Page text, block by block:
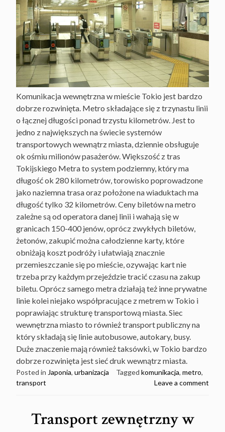
Komunikacja wewnętrzna w mieście Tokio jest bardzo
dobrze rozwinięta. Metro składające się z trzynastu linii
o łącznej długości ponad trzystu kilometrów. Jest to
jedno z największych na świecie systemów
transportowych wewnątrz miasta, dziennie obsługuje
ok ośmiu milionów pasażerów. Większość z tras
Tokijskiego Metra to system podziemny, który ma
długość ok 280 kilometrów, torowisko poprowadzone
jako naziemna trasa oraz położone na wiaduktach ma
długość tylko 32 kilometrów. Ceny biletów na metro
zależne są od operatora danej linii i wahają się w
granicach 150-400 jenów, oprócz zwykłych biletów,
żetonów, zakupić można całodzienne karty, które
obniżają koszt podróży i ułatwiają znacznie
przemieszczanie się po mieście, ozywając kart nie
trzeba przy każdym przejeździe tracić czasu na zakup
biletu. Oprócz samego metra działają też inne prywatne
linie kolei niejako współpracujące z metrem w Tokio i
poprawiając strukturę transportową miasta. Siec
wewnętrzna miasto to również transport publiczny na
który składają się linie autobusowe, autokary, busy.
Duże znaczenie mają również taksówki, w Tokio bardzo
dobrze rozwinięta jest sieć druk wewnątrz miasta.
Posted in Japonia, urbanizacja Tagged komunikacja, metro,
transport
Leave a comment
Transport zewnętrzny w